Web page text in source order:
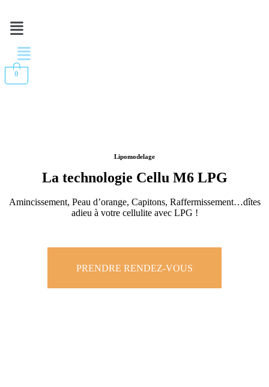
Menu
Menu
0
Lipomodelage
La technologie Cellu M6 LPG
Amincissement, Peau d’orange, Capitons, Raffermissement…dîtes
adieu à votre cellulite avec LPG !
PRENDRE RENDEZ-VOUS